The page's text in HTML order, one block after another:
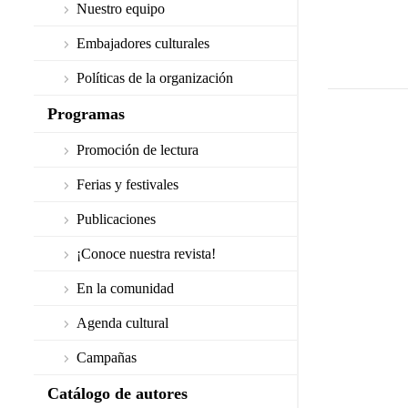
Nuestro equipo
Embajadores culturales
Políticas de la organización
Programas
Promoción de lectura
Ferias y festivales
Publicaciones
¡Conoce nuestra revista!
En la comunidad
Agenda cultural
Campañas
Catálogo de autores